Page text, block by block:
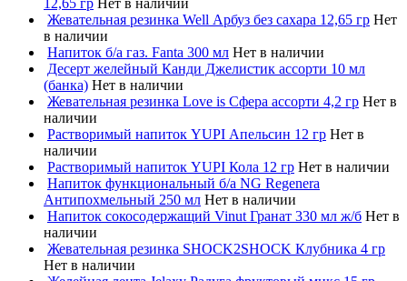
Жевательная резинка Well Арбуз без сахара 12,65 гр Нет
в наличии
Напиток б/а газ. Fanta 300 мл Нет в наличии
Десерт желейный Канди Джелистик ассорти 10 мл
(банка) Нет в наличии
Жевательная резинка Love is Сфера ассорти 4,2 гр Нет в
наличии
Растворимый напиток YUPI Апельсин 12 гр Нет в
наличии
Растворимый напиток YUPI Кола 12 гр Нет в наличии
Напиток функциональный б/а NG Regenera
Антипохмельный 250 мл Нет в наличии
Напиток сокосодержащий Vinut Гранат 330 мл ж/б Нет в
наличии
Жевательная резинка SHOCK2SHOCK Клубника 4 гр
Нет в наличии